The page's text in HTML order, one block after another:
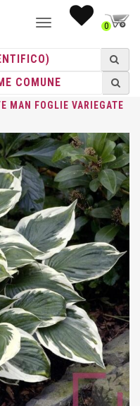
NAVIGAZIONE0
/HOSTA / HOSTA
MAN FOGLIE VARIEGATE